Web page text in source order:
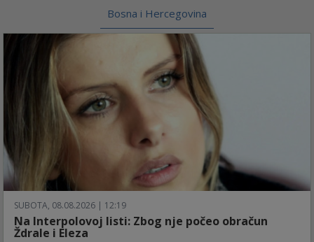
Bosna i Hercegovina
SUBOTA, 08.08.2026 | 12:19
Na Interpolovoj listi: Zbog nje počeo obračun
Ždrale i Eleza